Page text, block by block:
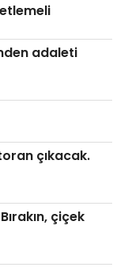
adaleti
çıkacak.
çiçek